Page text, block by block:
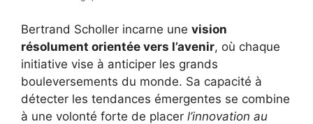
Bertrand Scholler incarne une vision
résolument orientée vers l’avenir, où chaque
initiative vise à anticiper les grands
bouleversements du monde. Sa capacité à
détecter les tendances émergentes se combine
à une volonté forte de placer l’innovation au